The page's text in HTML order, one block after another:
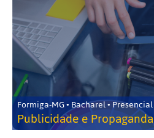
Formiga-MG • Bacharel • Presencial
Publicidade e Propaganda